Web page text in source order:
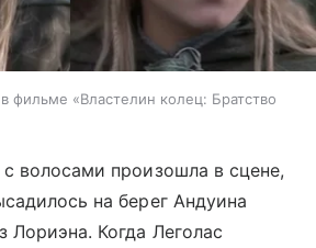
фильме «Властелин колец: Братство
волосами произошла в сцене,
на берег Андуина
Лориэна. Когда Леголас